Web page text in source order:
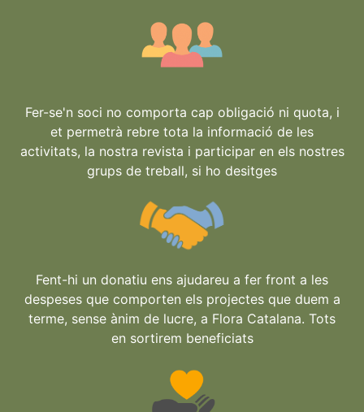
Fer-se'n soci no comporta cap obligació ni quota, i
et permetrà rebre tota la informació de les
activitats, la nostra revista i participar en els nostres
grups de treball, si ho desitges
Fent-hi un donatiu ens ajudareu a fer front a les
despeses que comporten els projectes que duem a
terme, sense ànim de lucre, a Flora Catalana. Tots
en sortirem beneficiats